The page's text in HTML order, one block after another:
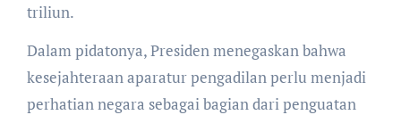
triliun.
Dalam pidatonya, Presiden menegaskan bahwa
kesejahteraan aparatur pengadilan perlu menjadi
perhatian negara sebagai bagian dari penguatan